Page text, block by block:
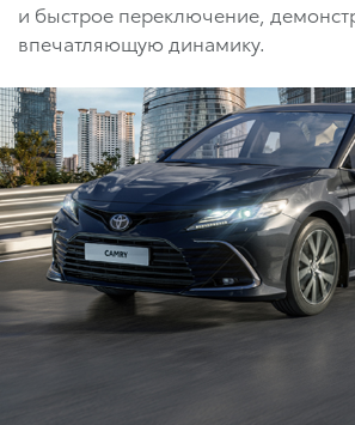
и быстрое переключение,
впечатляющую динамику.